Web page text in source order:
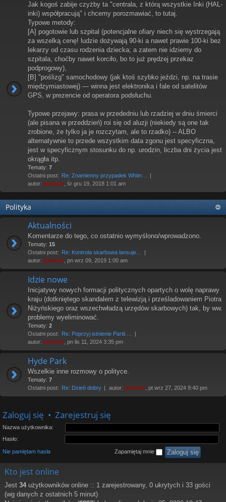
Jak kogoś zabije czyżby ta "centrala, z którą wszystkie Inki (HAL-
inki) współpracują" i chcemy porozmawiać, to tutaj.
Typowe metody:
[A] pogotowie lub szpital (potencjalne ofiary niech się wystrzegają
za wszelką cenę! ludzie dożywają 90-ki a nawet prawie 100-ki bez
lekarzy od czasu rodzenia dziecka; a zatem nie idziemy do
szpitala, choćby nawet korciło, bo to już prędzej przekaz
podprogowy),
[B] "poślizg" samochodowy (jak ktoś szybko jeździ, np. na trasie
międzymiastowej) — winna jest elektronika i fale od satelitów
GPS, w prezencie od operatora podsłuchu.
Typowe przejawy: prasa w przededniu lub rzadziej w dniu śmierci
(ale pisana w przeddzień) roi się od aluzji (niekiedy są one tak
zrobione, że tylko ja je rozczytam, ale to rzadko) -- ALBO
alternatywnie to przede wszystkim data zgonu jest specyficzna,
jest w specyficznym stosunku do np. urodzin, liczba dni życia jest
okrągła itp.
Tematy: 7
Ostatni post: Re: Znamienny przypadek Whitn…
autor: piotrniz , śr gru 19, 2018 1:01 am
Polityka
Aktualności
Komentarze do tego, co ostatnio wymyślono/wprowadzono.
Tematy: 15
Ostatni post: Re: Kontrola skarbowa lansuje…
autor: piotrniz , pn wrz 09, 2019 1:00 am
Idzie nowe
Inicjatywy nowych formacji politycznych opartych o wolę naprawy
kraju (dotkniętego skandalem z telewizją i prześladowaniem Piotra
Niżyńskiego oraz wszechwładzą urzędów skarbowych) tak, by ww.
problemy wyeliminować.
Tematy: 2
Ostatni post: Re: Poprzyj istnienie Partii …
autor: piotrniz , pn lis 11, 2024 3:35 pm
Hyde Park
Wszelkie inne rozmowy o polityce.
Tematy: 7
Ostatni post: Re: Dzień dobry autor: piotrniz , pt wrz 27, 2024 9:40 pm
Zaloguj się • Zarejestruj się
Nazwa użytkownika:
Hasło:
Nie pamiętam hasła Zapamiętaj mnie
Kto jest online
Jest 34 użytkowników online :: 1 zarejestrowany, 0 ukrytych i 33 gości
(wg danych z ostatnich 5 minut)